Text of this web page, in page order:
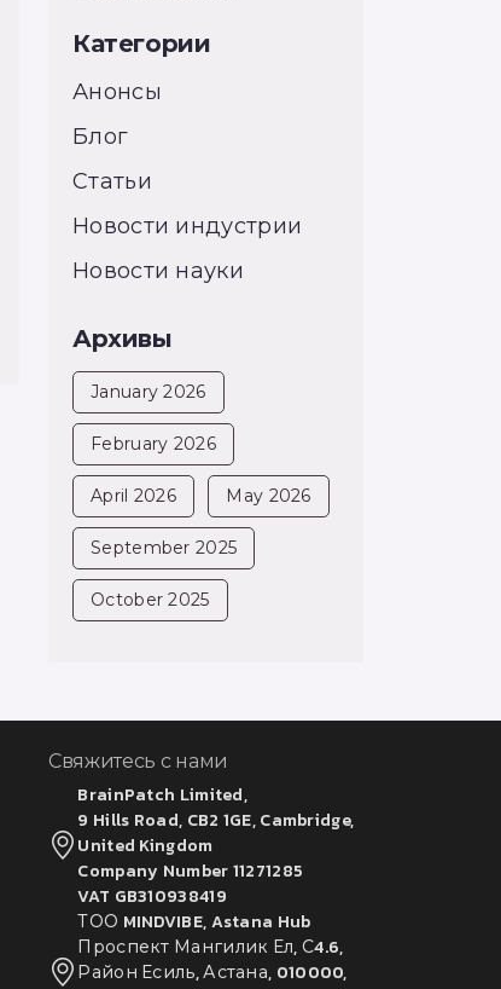
Категории
Анонсы
Блог
Статьи
Новости индустрии
Новости науки
Архивы
January 2026
February 2026
April 2026 May 2026
September 2025
October 2025
Свяжитесь с нами
BrainPatch Limited,
9 Hills Road, CB2 1GE, Cambridge,
United Kingdom
Company Number 11271285
VAT GB310938419
ТОО MINDVIBE, Astana Hub
Проспект Мангилик Ел, С4.6,
Район Есиль, Астана, 010000,